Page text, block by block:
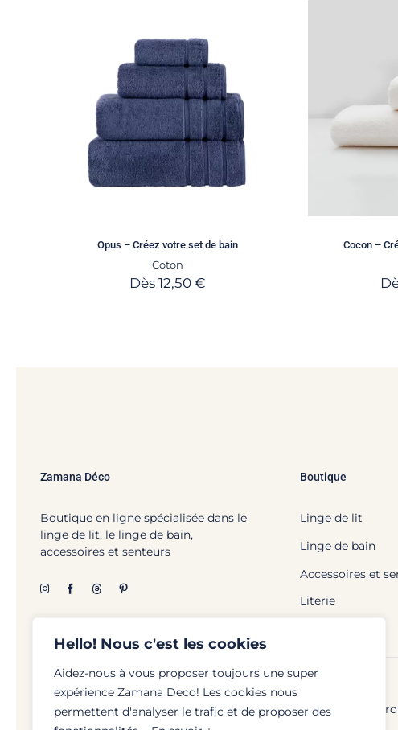
Hello! Nous c'est les cookies
Aidez-nous à vous proposer toujours une super
expérience Zamana Deco! Les cookies nous
permettent d'analyser le trafic et de proposer des
Opus – Créez votre set de bain
Coton
Dès12,50€
Cocon –
Zamana Déco
Boutique en ligne spécialisée dans le
linge de lit, le linge de bain,
accessoires et senteurs
Boutique
Linge de lit
Linge de bain
Accessoires et
Literie
© Zamana Déco - 2026 | Tous